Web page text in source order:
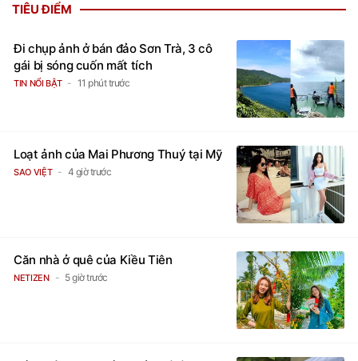
TIÊU ĐIỂM
Đi chụp ảnh ở bán đảo Sơn Trà, 3 cô
gái bị sóng cuốn mất tích
TIN NỔI BẬT 11 phút trước
Loạt ảnh của Mai Phương Thuý tại Mỹ
SAO VIỆT 4 giờ trước
Căn nhà ở quê của Kiều Tiên
NETIZEN 5 giờ trước